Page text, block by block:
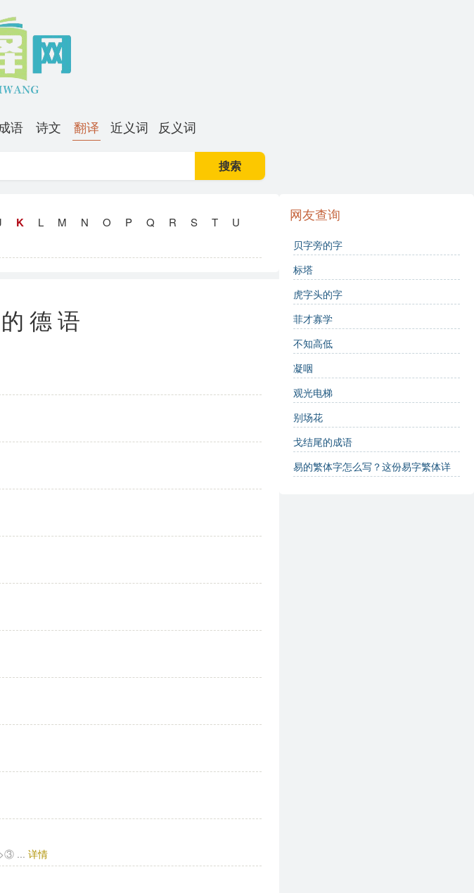
成语 诗文 翻译 近义词 反义词
搜索
K L M N O P Q R S T
U
德语
>③ ...详情
网友查询
贝字旁的字
标塔
虎字头的字
菲才寡学
不知高低
凝咽
观光电梯
别场花
戈结尾的成语
易的繁体字怎么写？这份易字繁体详